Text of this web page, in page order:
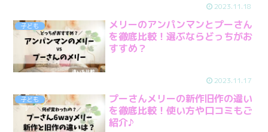
2023.11.18
子ども
メリーのアンパンマンとプーさん
を徹底比較！選ぶならどっちがお
すすめ？
2023.11.17
子ども
プーさんメリーの新作旧作の違い
を徹底比較！使い方や口コミもご
紹介♪